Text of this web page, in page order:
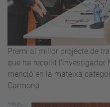
Premi al millor projecte de
que ha recollit l'investigador
menció en la mateixa
Carmona